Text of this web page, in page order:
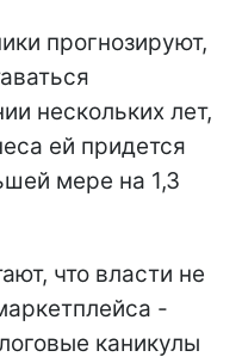
прогнозируют,
нескольких лет,
ей придется
мере на 1,3
что власти не
-
каникулы